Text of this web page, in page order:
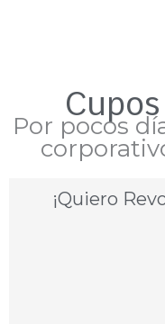
Por pocos
¡Quiero